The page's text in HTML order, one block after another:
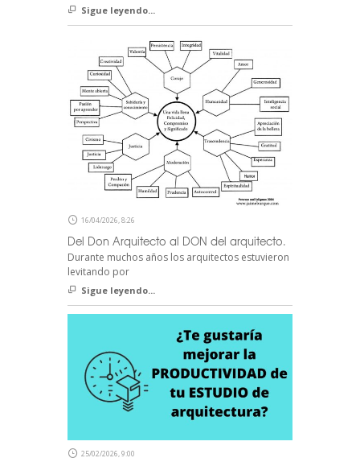
Sigue leyendo...
16/04/2026, 8:26
Del Don Arquitecto al DON del arquitecto.
Durante muchos años los arquitectos estuvieron
levitando por
Sigue leyendo...
25/02/2026, 9:00